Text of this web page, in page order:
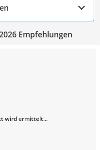
Empfehlungen
wird ermittelt...